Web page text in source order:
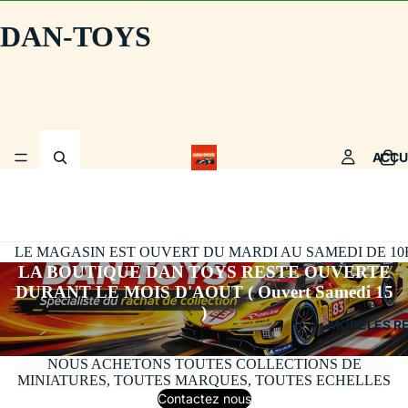
DAN-TOYS
MODÈLES
LE MAGASIN EST OUVERT DU MARDI AU SAMEDI DE
LA BOUTIQUE DAN TOYS RESTE OUVERTE
DURANT LE MOIS D'AOUT ( Ouvert Samedi 15
)
NOUS ACHETONS TOUTES COLLECTIONS DE
MINIATURES, TOUTES MARQUES, TOUTES ECHELLES
Contactez nous